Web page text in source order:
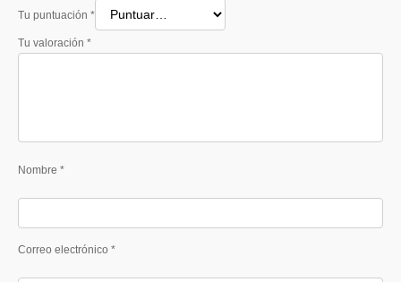
Tu puntuación *
Tu valoración *
Nombre *
Correo electrónico *